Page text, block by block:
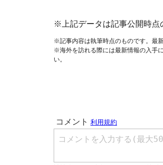
※上記データは記事公開時点
※記事内容は執筆時点のものです。最
※海外を訪れる際には最新情報の入手
い。